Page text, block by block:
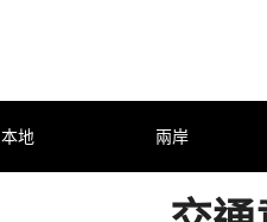
本地 兩岸